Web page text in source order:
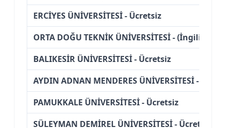
ERCİYES ÜNİVERSİTESİ - Ücretsiz
ORTA DOĞU TEKNİK ÜNİVERSİTESİ - (İngilizce)
BALIKESİR ÜNİVERSİTESİ - Ücretsiz
AYDIN ADNAN MENDERES ÜNİVERSİTESİ -
PAMUKKALE ÜNİVERSİTESİ - Ücretsiz
SÜLEYMAN DEMİREL ÜNİVERSİTESİ - Ücretsiz